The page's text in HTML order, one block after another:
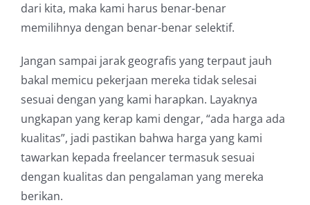
dari kita, maka kami harus benar-benar
memilihnya dengan benar-benar selektif.
Jangan sampai jarak geografis yang terpaut jauh
bakal memicu pekerjaan mereka tidak selesai
sesuai dengan yang kami harapkan. Layaknya
ungkapan yang kerap kami dengar, “ada harga ada
kualitas”, jadi pastikan bahwa harga yang kami
tawarkan kepada freelancer termasuk sesuai
dengan kualitas dan pengalaman yang mereka
berikan.